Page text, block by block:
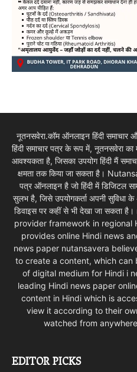
नूतनसवेरा.कॉम ऑनलाइन हिंदी
हिंदी समाचार पत्र के रूप में, नूतनसवेरा का
आवश्यकता है, जिसका उपयोग हिंदी मैं
क्षमता तक किया जा सकता है।
पत्र ऑनलाइन है जो हिंदी में डिजिटल
सुलभ है, जिसे उपयोगकर्ता अपनी सुविधा
डिवाइस पर कहीं से भी देखा जा
provider framework in regional
provides online Hindi news
news paper nutansavera
to create a content, which
of digital medium for Hindi i
leading Hindi news paper
content in Hindi which is
view it according to their
watched from
EDITOR PICKS